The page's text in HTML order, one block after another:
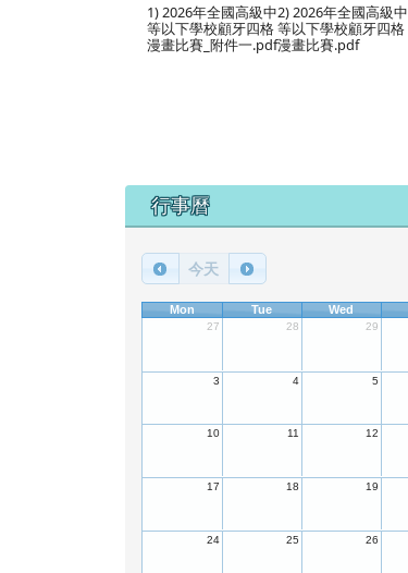
1) 2026年全國高級中
等以下學校顧牙四格
漫畫比賽_附件一.pdf
2) 2026年全國高級中
等以下學校顧牙四格
漫畫比賽.pdf
下中區域內容
行事曆
今天
Mon Tue Wed
27 28 29
3 4 5
10 11 12
17 18 19
24 25 26